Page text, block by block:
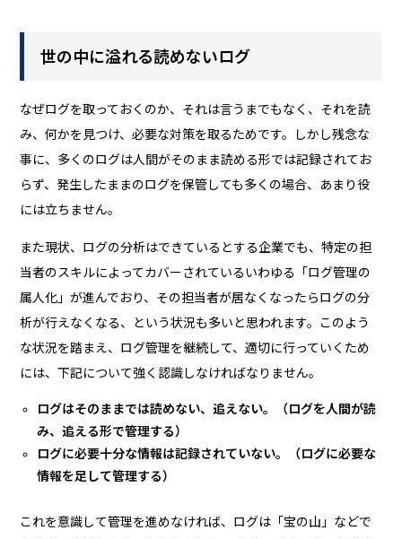
世の中に溢れる読めないログ
なぜログを取っておくのか、それは言うまでもなく、それを読
み、何かを見つけ、必要な対策を取るためです。しかし残念な
事に、多くのログは人間がそのまま読める形では記録されてお
らず、発生したままのログを保管しても多くの場合、あまり役
には立ちません。
また現状、ログの分析はできているとする企業でも、特定の担
当者のスキルによってカバーされているいわゆる「ログ管理の
属人化」が進んでおり、その担当者が居なくなったらログの分
析が行えなくなる、という状況も多いと思われます。このよう
な状況を踏まえ、ログ管理を継続して、適切に行っていくため
には、下記について強く認識しなければなりません。
ログはそのままでは読めない、追えない。（ログを人間が読
み、追える形で管理する）
ログに必要十分な情報は記録されていない。（ログに必要な
情報を足して管理する）
これを意識して管理を進めなければ、ログは「宝の山」などで